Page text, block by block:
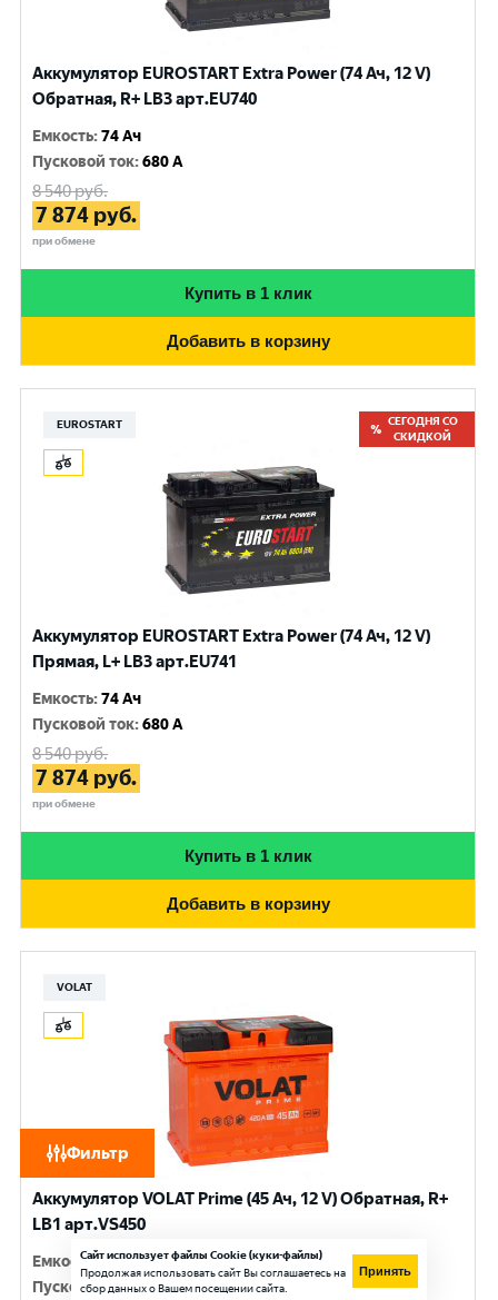
Фильтр
Аккумулятор EUROSTART Extra Power (74 Ач, 12 V)
Обратная, R+ LB3 арт.EU740
Емкость:74 Ач
Пусковой ток:680 A
8 540руб.
7 874 руб.
при обмене
Купить в 1 клик
Добавить в корзину
EUROSTART
СЕГОДНЯ СО
СКИДКОЙ
Аккумулятор EUROSTART Extra Power (74 Ач, 12 V)
Прямая, L+ LB3 арт.EU741
Емкость:74 Ач
Пусковой ток:680 A
8 540руб.
7 874 руб.
при обмене
Купить в 1 клик
Добавить в корзину
VOLAT
Аккумулятор VOLAT Prime (45 Ач, 12 V) Обратная, R+
LB1 арт.VS450
Емкость:45 Ач
Пусковой ток:420 A
Сайт использует файлы Cookie (куки-файлы)
Продолжая использовать сайт Вы соглашаетесь на
сбор данных о Вашем посещении сайта.
Принять